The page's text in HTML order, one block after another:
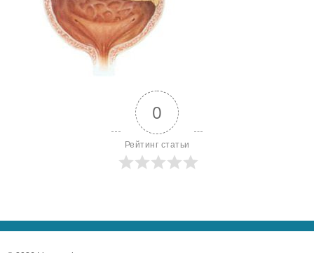
0
Рейтинг статьи